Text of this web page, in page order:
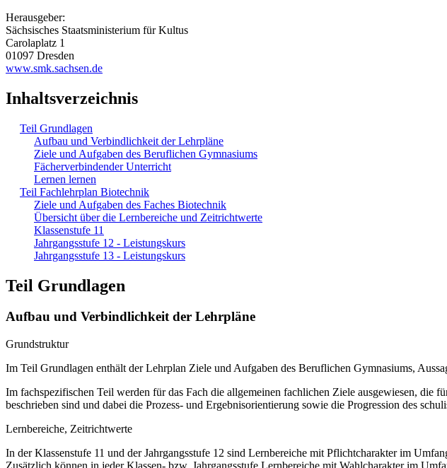
Herausgeber:
Sächsisches Staatsministerium für Kultus
Carolaplatz 1
01097 Dresden
www.smk.sachsen.de
Inhaltsverzeichnis
Teil Grundlagen
Aufbau und Verbindlichkeit der Lehrpläne
Ziele und Aufgaben des Beruflichen Gymnasiums
Fächerverbindender Unterricht
Lernen lernen
Teil Fachlehrplan Biotechnik
Ziele und Aufgaben des Faches Biotechnik
Übersicht über die Lernbereiche und Zeitrichtwerte
Klassenstufe 11
Jahrgangsstufe 12 - Leistungskurs
Jahrgangsstufe 13 - Leistungskurs
Teil Grundlagen
Aufbau und Verbindlichkeit der Lehrpläne
Grundstruktur
Im Teil Grundlagen enthält der Lehrplan Ziele und Aufgaben des Beruflichen Gymnasiums,
Im fachspezifischen Teil werden für das Fach die allgemeinen fachlichen Ziele ausgewiesen, die
beschrieben sind und dabei die Prozess- und Ergebnisorientierung sowie die Progression des
Lernbereiche, Zeitrichtwerte
In der Klassenstufe 11 und der Jahrgangsstufe 12 sind Lernbereiche mit Pflichtcharakter im